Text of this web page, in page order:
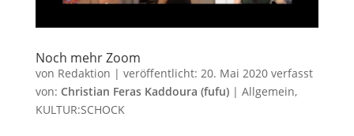
Noch mehr Zoom
von Redaktion | veröffentlicht: 20. Mai 2020verfasst
von: Christian Feras Kaddoura (fufu)| Allgemein,
KULTUR:SCHOCK